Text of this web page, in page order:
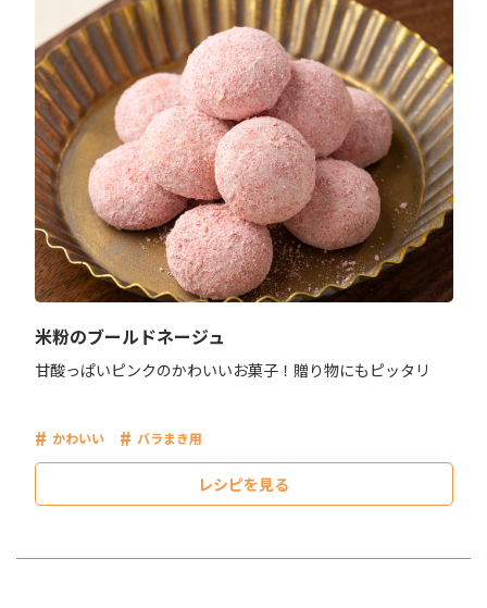
米粉のブールドネージュ
甘酸っぱいピンクのかわいいお菓子！贈り物にもピッタリ
かわいい バラまき用
レシピを見る